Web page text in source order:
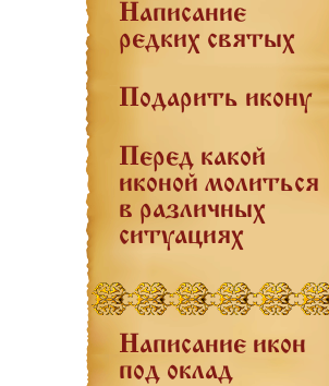
Написание
редких святых
Подарить икону
Перед какой
иконой молиться
в различных
ситуациях
Написание икон
под оклад